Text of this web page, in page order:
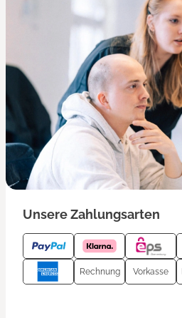
Unsere Zahlungsarten
Rechnung Vorkasse